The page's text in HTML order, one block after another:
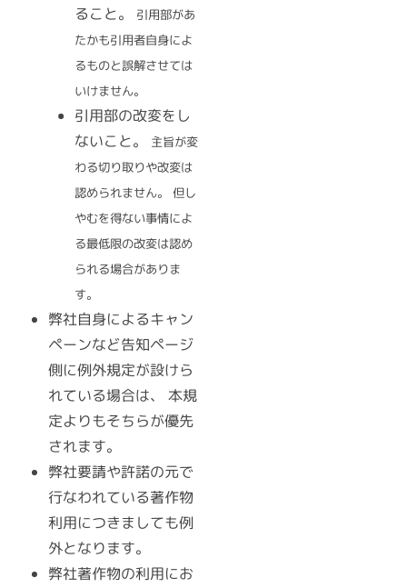
ること。
引用部があ
たかも引用者自身によ
るものと誤解させては
いけません。
引用部の改変をし
ないこと。
主旨が変
わる切り取りや改変は
認められません。
但し
やむを得ない事情によ
る最低限の改変は認め
られる場合がありま
す。
弊社自身によるキャン
ペーンなど告知ページ
側に例外規定が設けら
れている場合は、 本規
定よりもそちらが優先
されます。
弊社要請や許諾の元で
行なわれている著作物
利用につきましても例
外となります。
弊社著作物の利用にお